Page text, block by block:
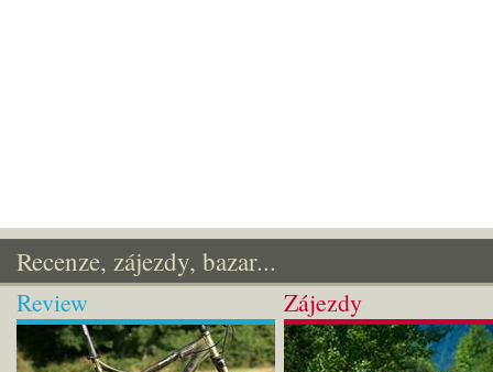
Recenze, zájezdy, bazar...
Review Zájezdy